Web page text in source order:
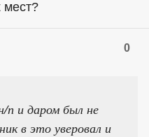
мест?
0
п и даром был не
в это уверовал и